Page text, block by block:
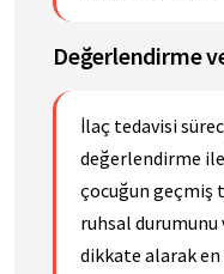
Değerlendirme
İlaç tedavisi
değerlendirme
çocuğun geçmiş
ruhsal
dikkate alarak en